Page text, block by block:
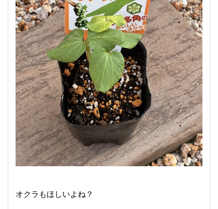
オクラもほしいよね？